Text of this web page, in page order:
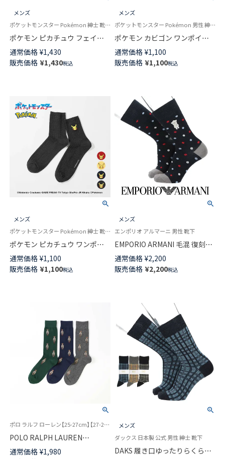
メンズ
ポケットモンスター Pokémon 紳士 靴下 男性
ポケモン ピカチュウ フェイス
クルー丈 カジュアル ソックス
メンズ 日本製 02432102
通常価格 ¥1,430
販売価格 ¥1,430税込
メンズ
ポケットモンスター Pokémon 男性 紳士 靴下
ポケモン カビゴン ワンポイン
ト刺しゅう リブソックス クル
ー丈 カジュアル メンズ
02432101
通常価格 ¥1,100
販売価格 ¥1,100税込
メンズ
ポケットモンスター Pokémon 紳士 靴下 男性
ポケモン ピカチュウ ワンポイ
ント 刺しゅう リブソックス ク
ルー丈 カジュアル メンズ
02432100
通常価格 ¥1,100
販売価格 ¥1,100税込
メンズ
エンポリオ アルマーニ 男性 靴下
EMPORIO ARMANI 毛混 復刻ホ
リデーベア ドット クルー丈 カ
ジュアル ソックス メンズ 日本
製 02345176
通常価格 ¥2,200
販売価格 ¥2,200税込
ポロ ラルフ ローレン【25-27cm】【27-29cm】大きいサイズ 紳士 靴下 25FW
POLO RALPH LAUREN
ALLOVER BEAR チャールズベ
ア ポロベア クルー丈 カジュア
通常価格 ¥1,980
メンズ
ダックス 日本製 公式 男性 紳士 靴下
DAKS 履き口ゆったりらくらく